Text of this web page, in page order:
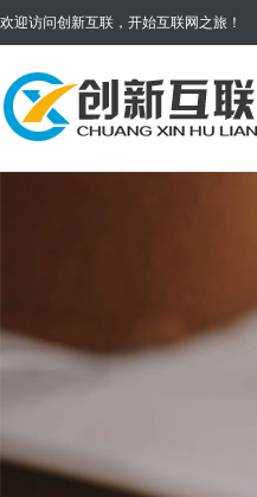
欢迎访问创新互联，开始互联网之旅！